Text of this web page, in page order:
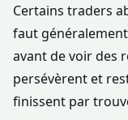
Certains traders
faut
avant de voir des
persévèrent et
finissent par